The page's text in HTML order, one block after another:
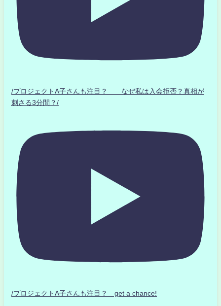
/プロジェクトA子さんも注目？ なぜ私は入会拒否？真相が
刺さる3分間？/
/プロジェクトA子さんも注目？ get a chance!